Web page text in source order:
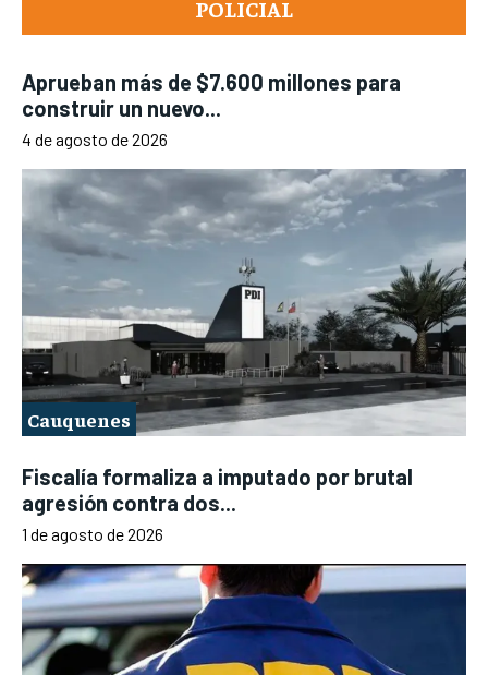
POLICIAL
Aprueban más de $7.600 millones para
construir un nuevo...
4 de agosto de 2026
Cauquenes
Fiscalía formaliza a imputado por brutal
agresión contra dos...
1 de agosto de 2026